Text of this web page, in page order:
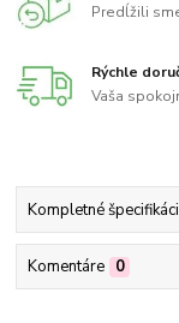
Predĺžili
Rýchle
Vaša
Kompletné
Komentáre 0